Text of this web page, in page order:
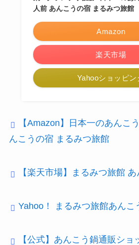
人前 あんこうの宿 まるみつ旅館
Amazon
楽天市場
Yahooショッピン
【Amazon】日本一のあんこ
んこうの宿 まるみつ旅館
【楽天市場】まるみつ旅館
Yahoo！ まるみつ旅館あんこ
【公式】あんこう鍋通販ショ